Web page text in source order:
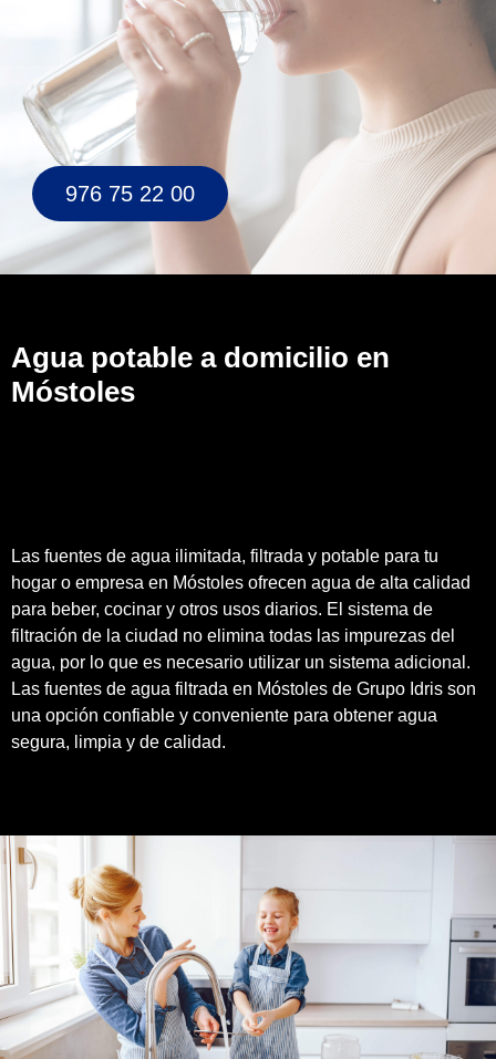
976 75 22 00
Agua potable a domicilio en
Móstoles
Las fuentes de agua ilimitada, filtrada y potable para tu
hogar o empresa en Móstoles ofrecen agua de alta calidad
para beber, cocinar y otros usos diarios. El sistema de
filtración de la ciudad no elimina todas las impurezas del
agua, por lo que es necesario utilizar un sistema adicional.
Las fuentes de agua filtrada en Móstoles de Grupo Idris son
una opción confiable y conveniente para obtener agua
segura, limpia y de calidad.